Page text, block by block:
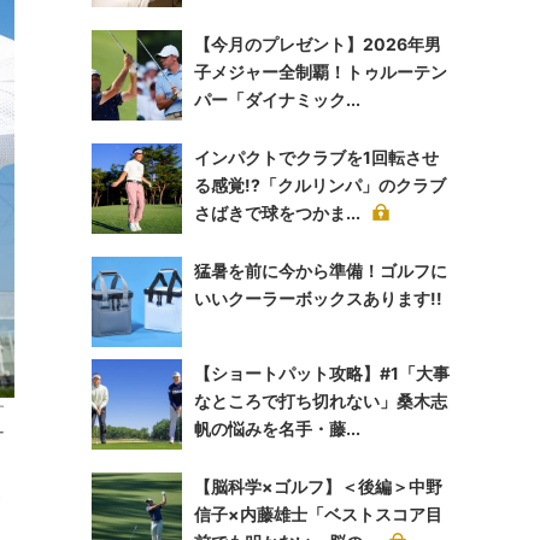
【今月のプレゼント】2026年男
子メジャー全制覇！トゥルーテン
パー「ダイナミック...
インパクトでクラブを1回転させ
る感覚!?「クルリンパ」のクラブ
さばきで球をつかま...
猛暑を前に今から準備！ゴルフに
いいクーラーボックスあります!!
【ショートパット攻略】#1「大事
なところで打ち切れない」桑木志
帆の悩みを名手・藤...
【脳科学×ゴルフ】＜後編＞中野
信子×内藤雄士「ベストスコア目